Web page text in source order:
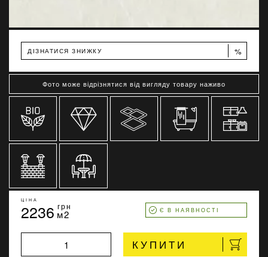
ДІЗНАТИСЯ ЗНИЖКУ %
Фото може відрізнятися від вигляду товару наживо
ЦІНА
2236 грн
м2 Є В НАЯВНОСТІ
КУПИТИ